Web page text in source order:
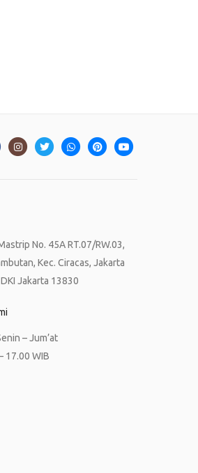
No. 45A RT.07/RW.03,
Kec. Ciracas, Jakarta
Jakarta 13830
– Jum’at
17.00 WIB